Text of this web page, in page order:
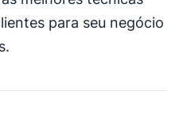
para seu negócio